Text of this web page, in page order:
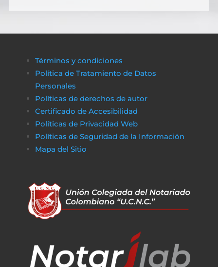
Términos y condiciones
Política de Tratamiento de Datos
Personales
Políticas de derechos de autor
Certificado de Accesibilidad
Políticas de Privacidad Web
Políticas de Seguridad de la Información
Mapa del Sitio